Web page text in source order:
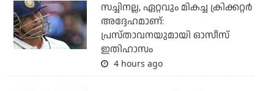
സച്ചിനല്ല, ഏറ്റവും മികച്ച ക്രിക്കറ്റര്‍
അദ്ദേഹമാണ്:
പ്രസ്താവനയുമായി ഓസീസ്
ഇതിഹാസം
4 hours ago